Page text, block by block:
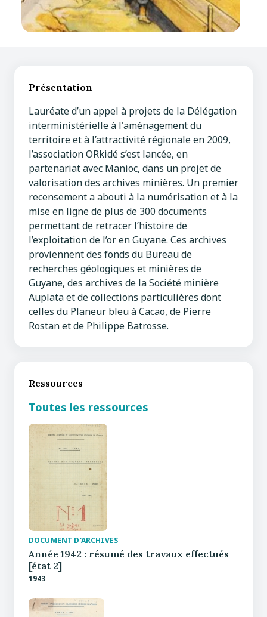
Présentation
Lauréate d’un appel à projets de la Délégation
interministérielle à l'aménagement du
territoire et à l’attractivité régionale en 2009,
l’association ORkidé s’est lancée, en
partenariat avec Manioc, dans un projet de
valorisation des archives minières. Un premier
recensement a abouti à la numérisation et à la
mise en ligne de plus de 300 documents
permettant de retracer l’histoire de
l’exploitation de l’or en Guyane. Ces archives
proviennent des fonds du Bureau de
recherches géologiques et minières de
Guyane, des archives de la Société minière
Auplata et de collections particulières dont
celles du Planeur bleu à Cacao, de Pierre
Rostan et de Philippe Batrosse.
Ressources
Toutes les ressources
DOCUMENT D'ARCHIVES
Année 1942 : résumé des travaux effectués
[état 2]
1943